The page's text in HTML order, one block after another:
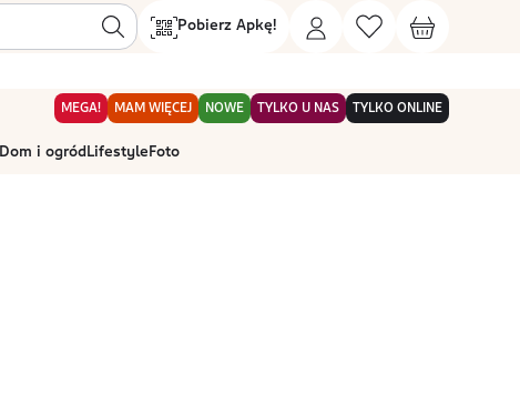
Pobierz Apkę!
MEGA! MAM WIĘCEJ NOWE TYLKO U NAS TYLKO ONLINE
Dom i ogród Lifestyle Foto